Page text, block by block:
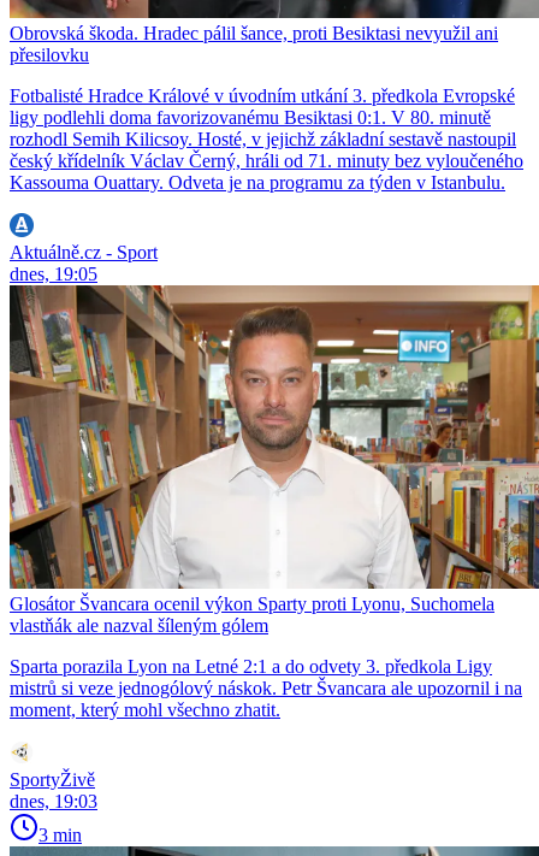
Obrovská škoda. Hradec pálil šance, proti Besiktasi nevyužil ani
přesilovku
Fotbalisté Hradce Králové v úvodním utkání 3. předkola Evropské
ligy podlehli doma favorizovanému Besiktasi 0:1. V 80. minutě
rozhodl Semih Kilicsoy. Hosté, v jejichž základní sestavě nastoupil
český křídelník Václav Černý, hráli od 71. minuty bez vyloučeného
Kassouma Ouattary. Odveta je na programu za týden v Istanbulu.
Aktuálně.cz - Sport
dnes, 19:05
Glosátor Švancara ocenil výkon Sparty proti Lyonu, Suchomela
vlastňák ale nazval šíleným gólem
Sparta porazila Lyon na Letné 2:1 a do odvety 3. předkola Ligy
mistrů si veze jednogólový náskok. Petr Švancara ale upozornil i na
moment, který mohl všechno zhatit.
SportyŽivě
dnes, 19:03
3 min